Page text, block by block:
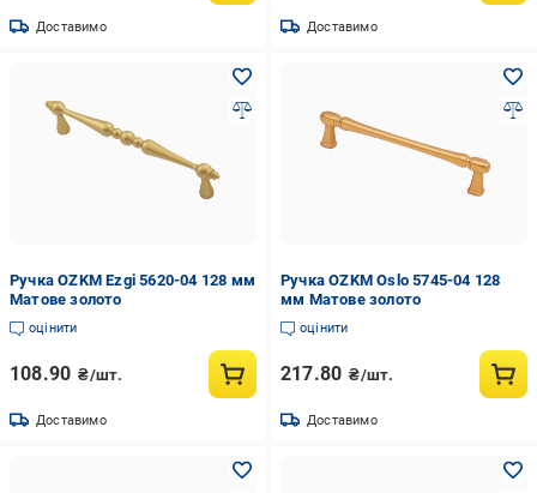
Доставимо Доставимо
Ручка OZKM Ezgi 5620-04 128 мм
Матове золото
оцінити
108.90 ₴/шт.
Доставимо
Ручка OZKM Oslo 5745-04 128
мм Матове золото
оцінити
217.80 ₴/шт.
Доставимо